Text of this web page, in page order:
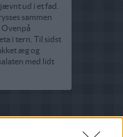
ud i et fad.
sammen
i tern. Til sidst
æg og
med lidt